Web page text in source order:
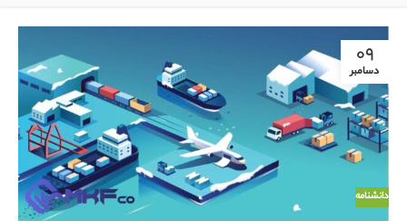
09
دسامبر
دانشنامه